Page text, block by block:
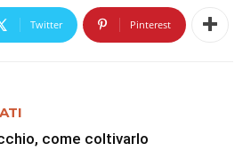
Twitter Pinterest
come coltivarlo